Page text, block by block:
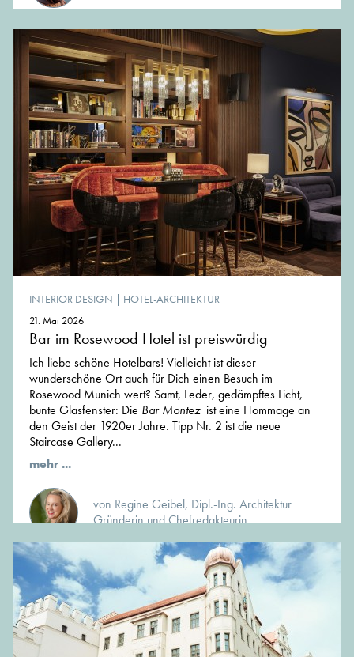
INTERIOR DESIGN | HOTEL-ARCHITEKTUR
21. Mai 2026
Bar im Rosewood Hotel ist preiswürdig
Ich liebe schöne Hotelbars! Vielleicht ist dieser
wunderschöne Ort auch für Dich einen Besuch im
Rosewood Munich wert? Samt, Leder, gedämpftes Licht,
bunte Glasfenster: Die Bar Montezist eine Hommage an
den Geist der 1920er Jahre. Tipp Nr. 2 ist die neue
Staircase Gallery...
mehr ...
von Regine Geibel, Dipl.-Ing. Architektur
Gründerin und Chefredakteurin